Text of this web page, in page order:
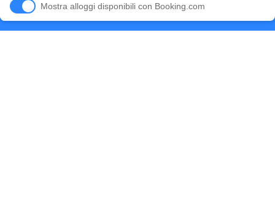
Mostra alloggi disponibili con Booking.com